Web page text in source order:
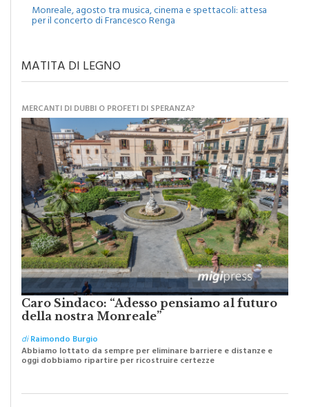
Eventi
Monreale, agosto tra musica, cinema e spettacoli: attesa
MATITA DI LEGNO
MERCANTI DI DUBBI O PROFETI DI SPERANZA?
Caro Sindaco: “Adesso pensiamo al futuro
della nostra Monreale”
diRaimondo Burgio